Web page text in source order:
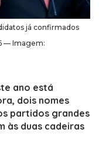
já confirmados
— Imagem:
ano está
dois nomes
partidos grandes
às duas cadeiras